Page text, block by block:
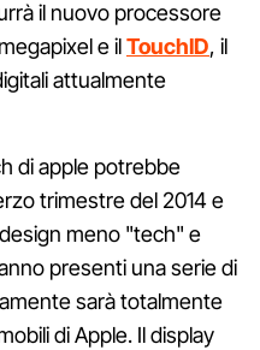
il nuovo processore
e ilTouchID, il
attualmente
di apple potrebbe
trimestre del 2014 e
meno "tech" e
presenti una serie di
sarà totalmente
di Apple. Il display